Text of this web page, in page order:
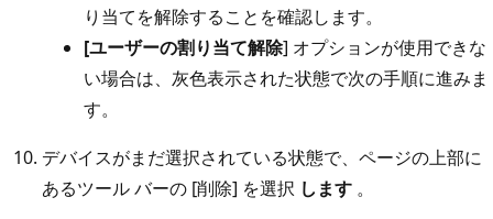
り当てを解除することを確認します。
[ユーザーの割り当て解除] オプションが使用できな
い場合は、灰色表示された状態で次の手順に進みま
す。
デバイスがまだ選択されている状態で、ページの上部に
あるツール バーの [削除] を選択 します 。